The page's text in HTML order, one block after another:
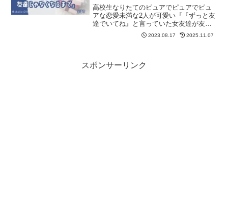
のここがおすすめ！【ずっとも】
高校生なりたてのピュアでピュアでピュ
アな恋愛未満な2人が可愛い『『ずっと友
達でいてね』と言っていた女友達が友達
じゃなくなるまで』（通称「ずっと
も」）の魅力をネタバレなしでご紹介し
います。
2023.08.17 2025.11.07
スポンサーリンク